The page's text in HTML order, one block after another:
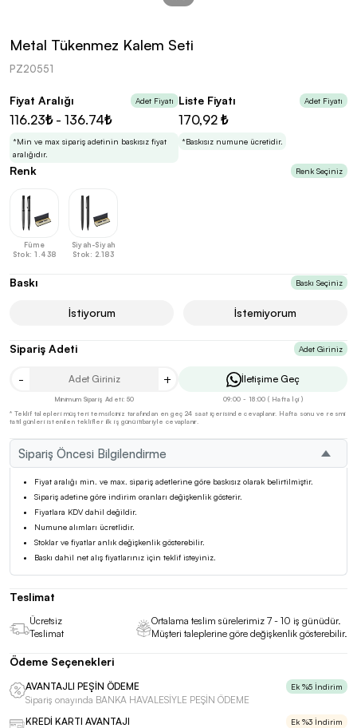
kolayca belirleyebilirsin.
En Uygun Fiyatlarla
Teklif Al!
3 Promozone’da bulduktan sonra, uzman ekibimiz
sadece sitemiz üzerinden teklif almanı bekliyor.
Metal Tükenmez Kalem Seti
PZ20551
Fiyat Aralığı Adet Fiyatı
116.23₺ - 136.74₺
*Min ve max sipariş adetinin baskısız fiyat
aralığıdır.
Liste Fiyatı Adet Fiyatı
170,92 ₺
*Baskısız numune ücretidir.
Sipariş Öncesi Bilgilendirme
Fiyat aralığı min. ve max. sipariş adetlerine göre baskısız olarak belirtilmiştir.
Sipariş adetine göre indirim oranları değişkenlik gösterir.
Fiyatlara KDV dahil değildir.
Numune alımları ücretlidir.
Stoklar ve fiyatlar anlık değişkenlik gösterebilir.
Baskı dahil net alış fiyatlarınız için teklif isteyiniz.
Renk Renk Seçiniz
Füme
Stok: 1.438
Siyah-Siyah
Stok: 2.183
Baskı Baskı Seçiniz
İstiyorum İstemiyorum
Sipariş Adeti Adet Giriniz
- +
Minimum Sipariş Adeti: 50
İletişime Geç
09:00 - 18:00 ( Hafta İçi )
* Teklif talepleri müşteri temsilciniz tarafından en geç 24 saat içerisinde cevaplanır. Hafta sonu ve resmi
tatil günleri istenilen teklifler ilk iş günü itibariyle cevaplanır.
Teslimat
Ücretsiz
Teslimat
Ortalama teslim sürelerimiz 7 - 10 iş günüdür.
Müşteri taleplerine göre değişkenlik gösterebilir.
Ödeme Seçenekleri
AVANTAJLI PEŞİN ÖDEME Ek %5 İndirim
Sipariş onayında BANKA HAVALESİYLE PEŞİN ÖDEME
KREDİ KARTI AVANTAJI
Ek %3 İndirim